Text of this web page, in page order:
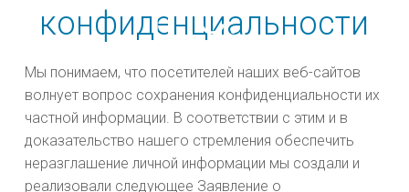
Inc.
конфиденциальности
Мы понимаем, что посетителей наших веб-сайтов
волнует вопрос сохранения конфиденциальности их
частной информации. В соответствии с этим и в
доказательство нашего стремления обеспечить
неразглашение личной информации мы создали и
реализовали следующее Заявление о